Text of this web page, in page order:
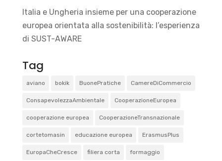
Italia e Ungheria insieme per una cooperazione
europea orientata alla sostenibilità: l’esperienza
di SUST-AWARE
Tag
aviano bokik BuonePratiche CamereDiCommercio
ConsapevolezzaAmbientale CooperazioneEuropea
cooperazione europea CooperazioneTransnazionale
cortetomasin educazione europea ErasmusPlus
EuropaCheCresce filiera corta formaggio